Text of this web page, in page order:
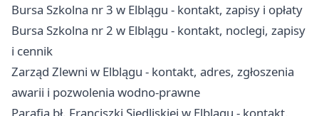
Bursa Szkolna nr 3 w Elblągu - kontakt, zapisy i opłaty
Bursa Szkolna nr 2 w Elblągu - kontakt, noclegi, zapisy
i cennik
Zarząd Zlewni w Elblągu - kontakt, adres, zgłoszenia
awarii i pozwolenia wodno-prawne
Parafia bł. Franciszki Siedliskiej w Elblągu - kontakt,